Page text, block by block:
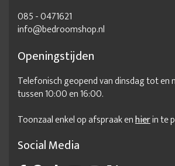
085 - 0471621
info@bedroomshop.nl
Openingstijden
Telefonisch geopend van dinsdag tot
tussen 10:00 en 16:00.
Toonzaal enkel op afspraak enhierin te
Social Media